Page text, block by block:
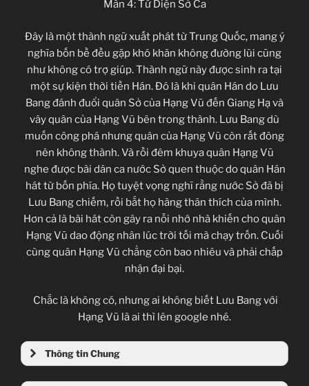
Màn 4: Tứ Diện Sở Ca
Đây là một thành ngữ xuất phát từ Trung Quốc, mang ý
nghĩa bốn bề đều gặp khó khăn không đường lùi cũng
như không có trợ giúp. Thành ngữ này được sinh ra tại
một sự kiện thời tiền Hán. Đó là khi quân Hán do Lưu
Bang đánh đuổi quân Sở của Hạng Vũ đến Giang Hạ và
vây quân của Hạng Vũ bên trong thành. Lưu Bang dù
muốn công phá nhưng quân của Hạng Vũ còn rất đông
nên không thành. Và rồi đêm khuya quân Hạng Vũ
nghe được bài dân ca nước Sở quen thuộc do quân Hán
hát từ bốn phía. Họ tuyệt vọng nghĩ rằng nước Sở đã bị
Lưu Bang chiếm, rồi bắt họ hàng thân thích của mình.
Hơn cả là bài hát còn gây ra nỗi nhớ nhà khiến cho quân
Hạng Vũ dao động nhân lúc trời tối mà chạy trốn. Cuối
cùng quân Hạng Vũ chẳng còn bao nhiêu và phải chấp
nhận đại bại.
Chắc là không có, nhưng ai không biết Lưu Bang với
Hạng Vũ là ai thì lên google nhé.
Thông tin Chung